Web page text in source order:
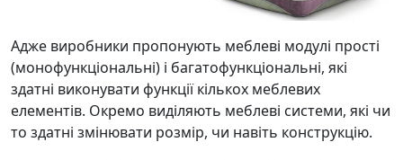
Адже виробники пропонують меблеві модулі прості
(монофункціональні) і багатофункціональні, які
здатні виконувати функції кількох меблевих
елементів. Окремо виділяють меблеві системи, які чи
то здатні змінювати розмір, чи навіть конструкцію.